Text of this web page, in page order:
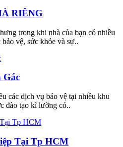
RIÊNG
trong khi nhà của bạn có nhiều
vệ, sức khỏe và sự..
Gác
các dịch vụ bảo vệ tại nhiều khu
đào tạo kĩ lưỡng có..
Tại Tp HCM